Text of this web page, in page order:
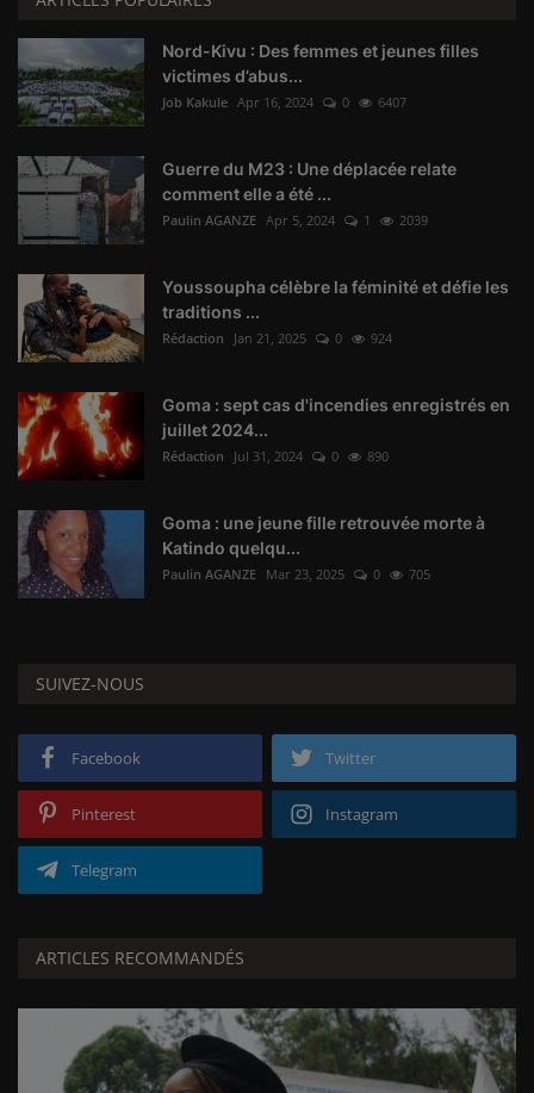
Nord-Kivu : Des femmes et jeunes filles
victimes d’abus...
Job Kakule Apr 16, 2024 0 6407
Guerre du M23 : Une déplacée relate
comment elle a été ...
Paulin AGANZE Apr 5, 2024 1 2039
Youssoupha célèbre la féminité et défie les
traditions ...
Rédaction Jan 21, 2025 0 924
Goma : sept cas d'incendies enregistrés en
juillet 2024...
Rédaction Jul 31, 2024 0 890
Goma : une jeune fille retrouvée morte à
Katindo quelqu...
Paulin AGANZE Mar 23, 2025 0 705
SUIVEZ-NOUS
Facebook Twitter
Pinterest Instagram
Telegram
ARTICLES RECOMMANDÉS